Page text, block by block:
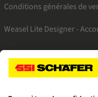
Conditions générales de
Weasel Lite Designer -